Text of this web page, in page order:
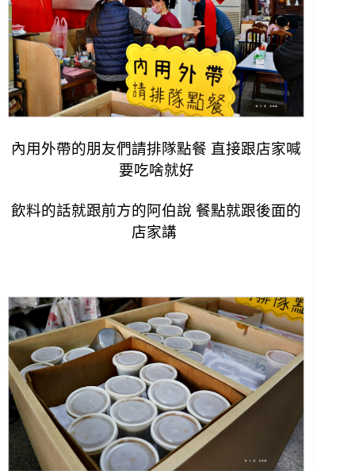
內用外帶的朋友們請排隊點餐 直接跟店家喊
要吃啥就好
飲料的話就跟前方的阿伯說 餐點就跟後面的
店家講